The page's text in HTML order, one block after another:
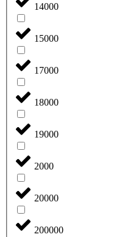
14000
15000
17000
18000
19000
2000
20000
200000